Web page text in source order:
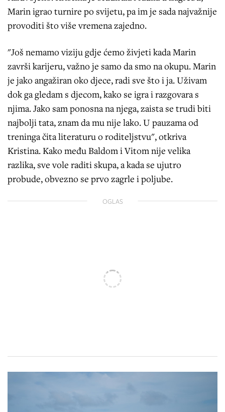
Marin igrao turnire po svijetu, pa im je sada najvažnije
provoditi što više vremena zajedno.
"Još nemamo viziju gdje ćemo živjeti kada Marin
završi karijeru, važno je samo da smo na okupu. Marin
je jako angažiran oko djece, radi sve što i ja. Uživam
dok ga gledam s djecom, kako se igra i razgovara s
njima. Jako sam ponosna na njega, zaista se trudi biti
najbolji tata, znam da mu nije lako. U pauzama od
treninga čita literaturu o roditeljstvu", otkriva
Kristina. Kako među Baldom i Vitom nije velika
razlika, sve vole raditi skupa, a kada se ujutro
probude, obvezno se prvo zagrle i poljube.
OGLAS